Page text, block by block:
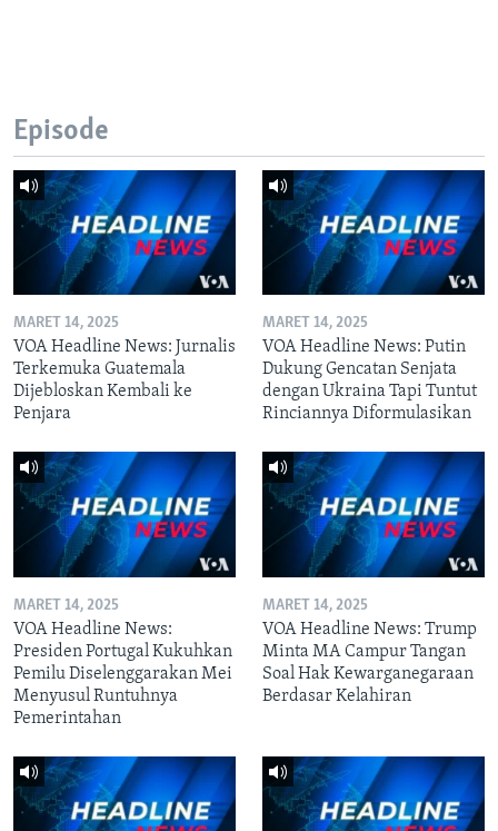
Episode
MARET 14, 2025
VOA Headline News: Jurnalis
Terkemuka Guatemala
Dijebloskan Kembali ke
Penjara
MARET 14, 2025
VOA Headline News: Putin
Dukung Gencatan Senjata
dengan Ukraina Tapi Tuntut
Rinciannya Diformulasikan
MARET 14, 2025
VOA Headline News:
Presiden Portugal Kukuhkan
Pemilu Diselenggarakan Mei
Menyusul Runtuhnya
Pemerintahan
MARET 14, 2025
VOA Headline News: Trump
Minta MA Campur Tangan
Soal Hak Kewarganegaraan
Berdasar Kelahiran